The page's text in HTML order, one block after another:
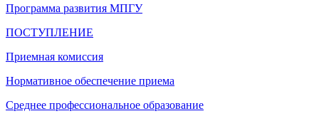
Программа развития МПГУ
ПОСТУПЛЕНИЕ
Приемная комиссия
Нормативное обеспечение приема
Среднее профессиональное образование